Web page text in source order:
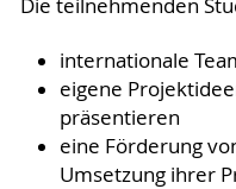
Die teilnehmenden
internationale
eigene
präsentieren
eine Förderung
Umsetzung ihrer